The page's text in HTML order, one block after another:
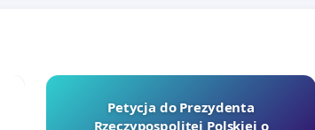
Petycja do Prezydenta
Rzeczypospolitej Polskiej o